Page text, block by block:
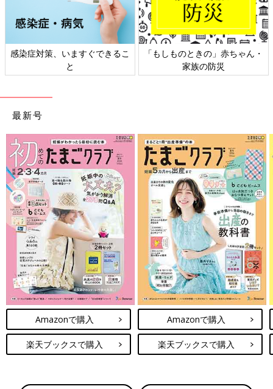
「もしものときの」赤ちゃん・
家族の防災
日本外来小児科学会リーフレッ
ト検討会
最新号
Amazonで購入
楽天ブックスで購入
Amazonで購入
楽天ブックスで購入